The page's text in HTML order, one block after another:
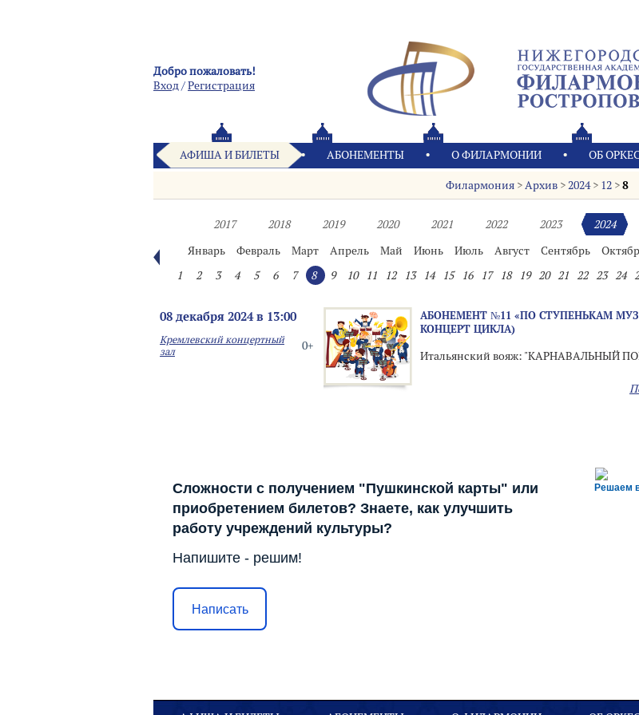
Добро пожаловать!
Вход/Pегистрация
АФИША И БИЛЕТЫ АБОНЕМЕНТЫ О ФИЛАРМОНИИ OБ
Филармония>Архив>2024> 12>8
2017 2018 2019 2020 2021 2022 2023 2024
Январь
Февраль Март Апрель Май Июнь Июль Август Сентябрь
1
2 3 4 5 6 7 8 9 10 11 12 13 14 15 16 17 18 19 20 21 22 23 24
08 декабря 2024 в 13:00
0+
Кремлевский концертный
зал
АБОНЕМЕНТ №11 «ПО СТУПЕНЬКАМ
КОНЦЕРТ ЦИКЛА)
Итальянский вояж: "КАРНАВАЛЬНЫЙ
Решаем
Сложности с получением "Пушкинской карты" или
приобретением билетов? Знаете, как улучшить
работу учреждений культуры?
Напишите - решим!
Написать